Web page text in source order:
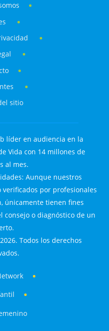
sitio
líder en audiencia en la
Vida con 14 millones de
al mes.
Aunque nuestros
por profesionales
únicamente tienen fines
consejo o diagnóstico de un
Todos los derechos